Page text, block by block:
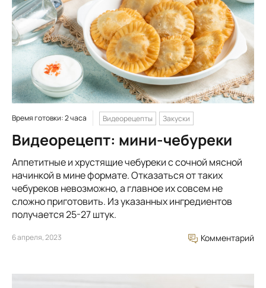
Время готовки: 2 часа Видеорецепты Закуски
Видеорецепт: мини-чебуреки
Аппетитные и хрустящие чебуреки с сочной мясной
начинкой в мине формате. Отказаться от таких
чебуреков невозможно, а главное их совсем не
сложно приготовить. Из указанных ингредиентов
получается 25-27 штук.
6 апреля, 2023 Комментарий